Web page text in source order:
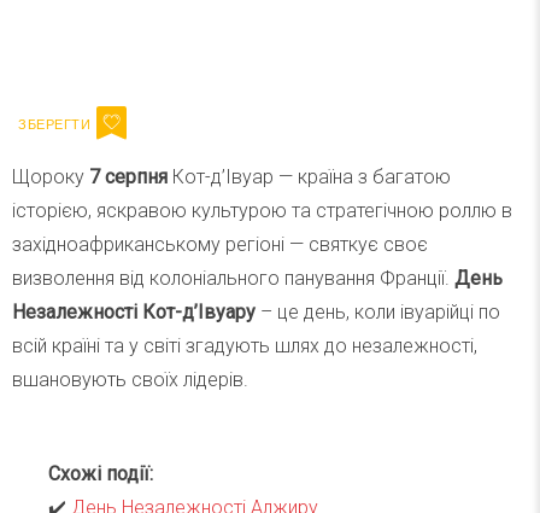
Щороку 7 серпня Кот-д’Івуар — країна з багатою
історією, яскравою культурою та стратегічною роллю в
західноафриканському регіоні — святкує своє
визволення від колоніального панування Франції. День
Незалежності Кот-д’Івуару – це день, коли івуарійці по
всій країні та у світі згадують шлях до незалежності,
вшановують своїх лідерів.
Схожі події:
✔️ День Незалежності Алжиру